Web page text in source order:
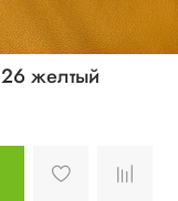
желтый